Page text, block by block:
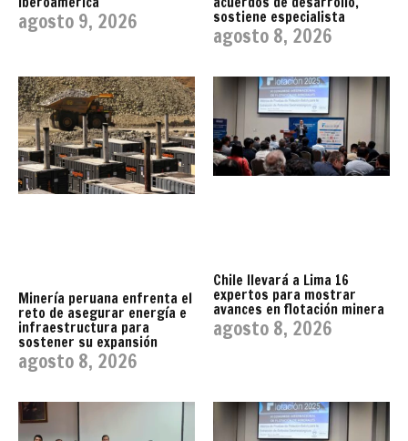
agosto 9, 2026 sostiene especialista
agosto 8, 2026
Minería peruana enfrenta el
reto de asegurar energía e
infraestructura para
sostener su expansión
agosto 8, 2026
Chile llevará a Lima 16
expertos para mostrar
avances en flotación minera
agosto 8, 2026